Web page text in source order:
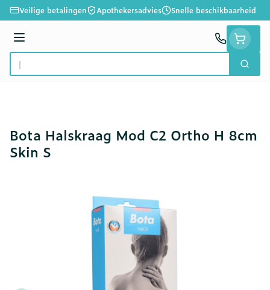
Ga naar de inhoud
Veilige betalingen Apothekersadvies Snelle beschikbaarheid
Menu
Product, merk, categorie...
Zoek
Bota Halskraag Mod C2 Ortho H 8cm
Skin S